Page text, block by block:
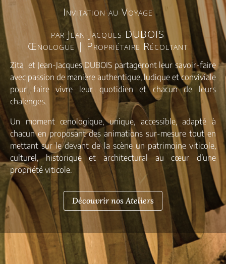
Invitation au Voyage
par Jean-Jacques DUBOIS
Œnologue | Propriétaire Récoltant
Zita et Jean-Jacques DUBOIS partageront leur savoir-faire
avec passion de manière authentique, ludique et conviviale
pour faire vivre leur quotidien et chacun de leurs
chalenges.
Un moment œnologique, unique, accessible, adapté à
chacun en proposant des animations sur-mesure tout en
mettant sur le devant de la scène un patrimoine viticole,
culturel, historique et architectural au cœur d’une
propriété viticole.
Découvrir nos Ateliers